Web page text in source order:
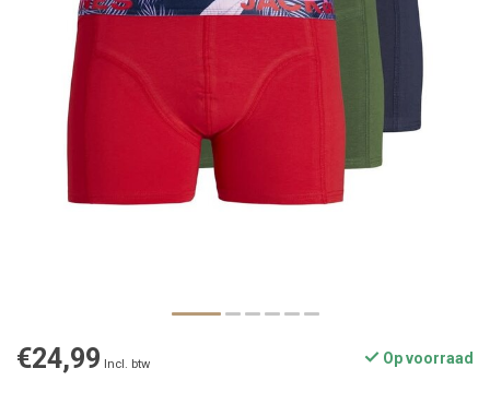
€24,99 Incl. btw Op voorraad